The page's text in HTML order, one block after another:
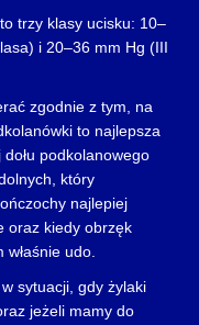
to trzy klasy ucisku: 10–
i 20–36 mm Hg (III
zgodnie z tym, na
to najlepsza
podkolanowego
który
najlepiej
oraz kiedy obrzęk
udo.
sytuacji, gdy żylaki
jeżeli mamy do